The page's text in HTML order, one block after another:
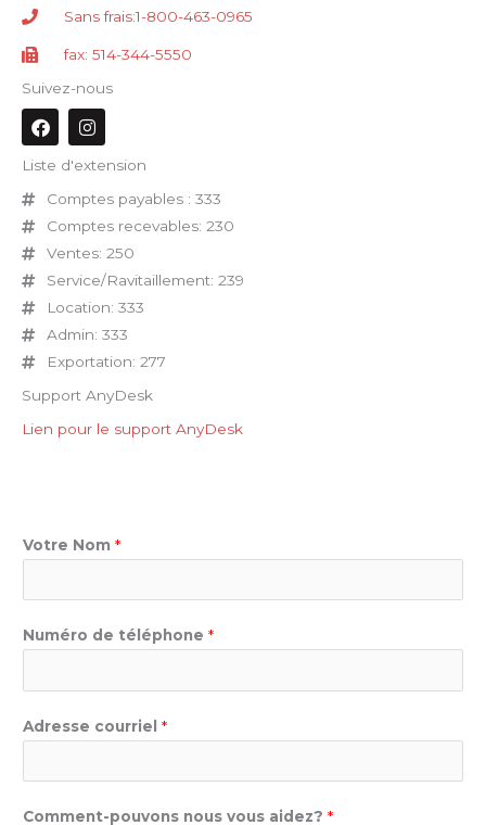
Sans frais:1-800-463-0965
fax: 514-344-5550
Suivez-nous
F
a
e
b
o
o
k
I
n
t
a
g
r
a
m
Liste d'extension
Comptes payables : 333
Comptes recevables: 230
Ventes: 250
Service/Ravitaillement: 239
Location: 333
Admin: 333
Exportation: 277
Support AnyDesk
Lien pour le support AnyDesk
Votre Nom *
Numéro de téléphone *
Adresse courriel *
Comment-pouvons nous vous aidez? *